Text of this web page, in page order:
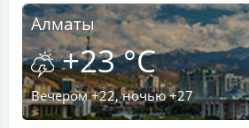
Алматы
+23 °C
Вечером +22, ночью +27